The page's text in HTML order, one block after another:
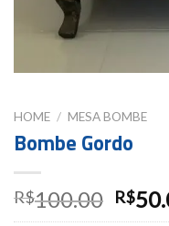
HOME / MESA BOMBE
Bombe Gordo
R$100.00 R$